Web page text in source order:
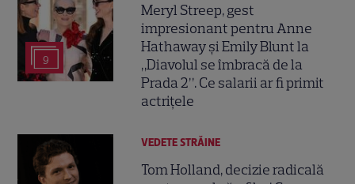
9
Meryl Streep, gest
impresionant pentru Anne
Hathaway și Emily Blunt la
„Diavolul se îmbracă de la
Prada 2”. Ce salarii ar fi primit
actrițele
VEDETE STRĂINE
Tom Holland, decizie radicală